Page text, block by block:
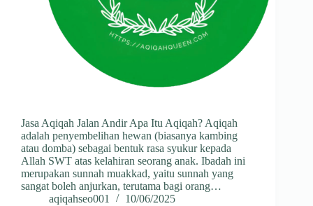
Jasa Aqiqah Jalan Andir Apa Itu Aqiqah? Aqiqah
adalah penyembelihan hewan (biasanya kambing
atau domba) sebagai bentuk rasa syukur kepada
Allah SWT atas kelahiran seorang anak. Ibadah ini
merupakan sunnah muakkad, yaitu sunnah yang
sangat boleh anjurkan, terutama bagi orang…
aqiqahseo001
10/06/2025